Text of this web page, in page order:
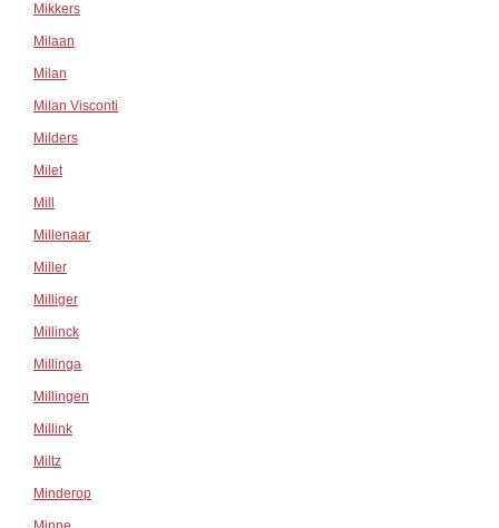
Mikkers
Milaan
Milan
Milan Visconti
Milders
Milet
Mill
Millenaar
Miller
Milliger
Millinck
Millinga
Millingen
Millink
Miltz
Minderop